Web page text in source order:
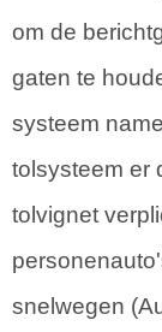
om de
gaten te
systeem
tolsysteem er
tolvignet
snelwegen